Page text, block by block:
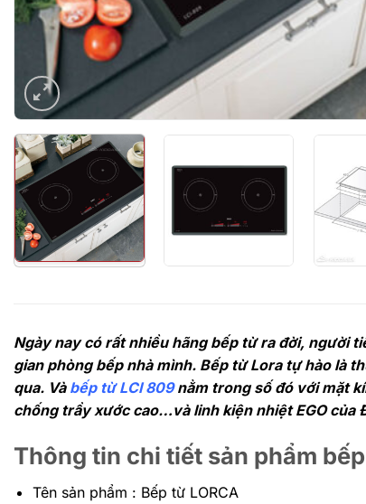
Ngày nay có rất nhiều hãng bếp từ ra đời, người
gian phòng bếp nhà mình. Bếp từ Lora tự hào là
qua. Và bếp từ LCI 809nằm trong số đó với mặt
chống trầy xước cao…và linh kiện nhiệt EGO của
Thông tin chi tiết sản phẩm
Tên sản phẩm : Bếp từ LORCA